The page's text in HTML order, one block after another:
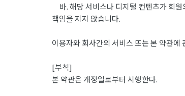
바. 해당 서비스나 디지털 컨텐츠가 회
책임을 지지 않습니다.
이용자와 회사간의 서비스 또는 본 약관
[부칙]
본 약관은 개장일로부터 시행한다.